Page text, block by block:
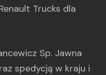
Trucks dla
Sp. Jawna
spedycją w kraju i